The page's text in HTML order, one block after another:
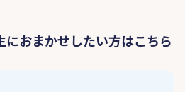
おまかせしたい方はこちら